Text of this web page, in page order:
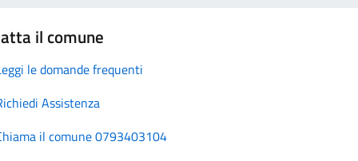
il comune
le domande frequenti
Assistenza
il comune 0793403104